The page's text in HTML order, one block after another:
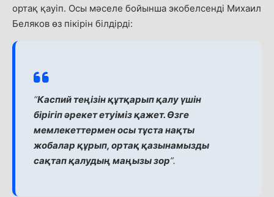
ортақ қауіп. Осы мәселе бойынша экобелсенді Михаил
Беляков өз пікірін білдірді:
“Каспий теңізін құтқарып қалу үшін
бірігіп әрекет етуіміз қажет. Өзге
мемлекеттермен осы тұста нақты
жобалар құрып, ортақ қазынамызды
сақтап қалудың маңызы зор”.